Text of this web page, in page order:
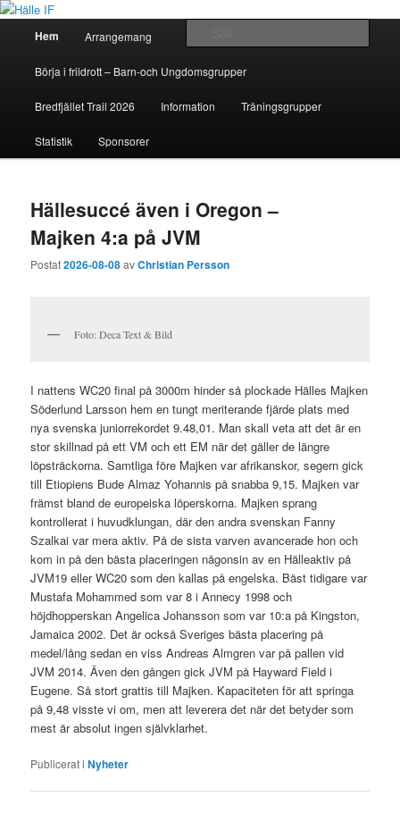
Hälle IF
Huvudmeny
Hoppa
till
huvudinnehåll
Hoppa
till
sekundärt
Hem Arrangemang
Börja i friidrott – Barn-och Ungdomsgrupper
Bredfjället Trail 2026 Information Träningsgrupper
Statistik Sponsorer
Hällesuccé även i Oregon –
Majken 4:a på JVM
Postat2026-08-08avChristian Persson
Foto: Deca Text & Bild
I nattens WC20 final på 3000m hinder så plockade Hälles Majken
Söderlund Larsson hem en tungt meriterande fjärde plats med
nya svenska juniorrekordet 9.48,01. Man skall veta att det är en
stor skillnad på ett VM och ett EM när det gäller de längre
löpsträckorna. Samtliga före Majken var afrikanskor, segern gick
till Etiopiens Bude Almaz Yohannis på snabba 9,15. Majken var
främst bland de europeiska löperskorna. Majken sprang
kontrollerat i huvudklungan, där den andra svenskan Fanny
Szalkai var mera aktiv. På de sista varven avancerade hon och
kom in på den bästa placeringen någonsin av en Hälleaktiv på
JVM19 eller WC20 som den kallas på engelska. Bäst tidigare var
Mustafa Mohammed som var 8 i Annecy 1998 och
höjdhopperskan Angelica Johansson som var 10:a på Kingston,
Jamaica 2002. Det är också Sveriges bästa placering på
medel/lång sedan en viss Andreas Almgren var på pallen vid
JVM 2014. Även den gången gick JVM på Hayward Field i
Eugene. Så stort grattis till Majken. Kapaciteten för att springa
på 9,48 visste vi om, men att leverera det när det betyder som
mest är absolut ingen självklarhet.
Publicerat i Nyheter